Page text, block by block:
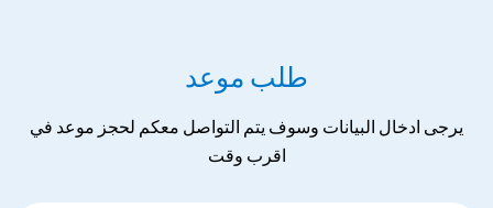
الجودة لتعزيز تجديد شباب البشرة وتحفيز إنتاج الكولاجين وتحسين
صحة البشرة بشكل عام. حدد موعداً لاستشارة الدكتور الوهيلي
لمعرفة كيف يمكن أن يفيدك هذا العلاج المبتكر
طلب موعد
يرجى ادخال البيانات وسوف يتم التواصل معكم لحجز موعد في
اقرب وقت